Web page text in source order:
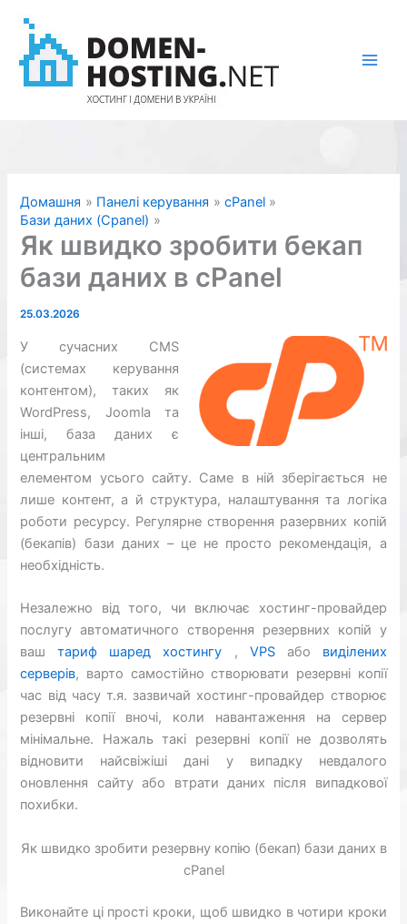
вмісту
Домашня Панелі керування
cPanel
Бази даних (Cpanel)
Як швидко зробити бекап
бази даних в cPanel
25.03.2026
У сучасних CMS
(системах керування
контентом), таких як
WordPress, Joomla та
інші, база даних є
центральним
елементом усього сайту. Саме в ній зберігається не
лише контент, а й структура, налаштування та логіка
роботи ресурсу. Регулярне створення разервних копій
(бекапів) бази даних – це не просто рекомендація, а
необхідність.
Незалежно від того, чи включає хостинг-провайдер
послугу автоматичного створення резервних копій у
ваштариф шаред хостингу , VPSабо виділених
серверів, варто самостійно створювати резервні копії
час від часу т.я. зазвичай хостинг-провайдер створює
резервні копії вночі, коли навантаження на сервер
мінімальне. Нажаль такі резервні копії не дозволять
відновити найсвіжіші дані у випадку невдалого
оновлення сайту або втрати даних після випадкової
похибки.
Як швидко зробити резервну копію (бекап) бази даних в
cPanel
Виконайте ці прості кроки, щоб швидко в чотири кроки